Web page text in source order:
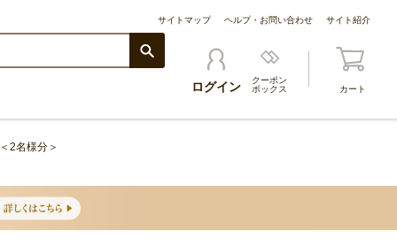
サイトマップ ヘルプ・お問い合わせ サイト紹介
ログイン
クーポン
ボックス
カート
2名様分＞